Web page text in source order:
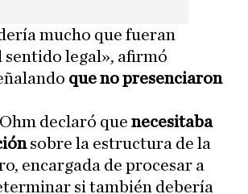
mucho que fueran
sentido legal», afirmó
que no presenciaron
declaró que necesitaba
sobre la estructura de la
encargada de procesar a
si también debería